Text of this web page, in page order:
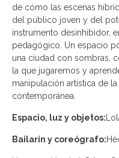
de cómo las escenas
del público joven y del
instrumento desinhibidor,
pedagógico. Un espacio
una ciudad con sombras,
la que jugaremos y
manipulación artística de
contemporánea.
Espacio, luz y objetos:
Bailarín y coreógrafo: